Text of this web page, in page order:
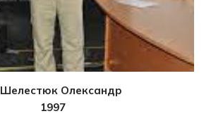
Шелестюк Олександр
1997